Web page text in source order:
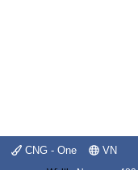
CNG - One VN